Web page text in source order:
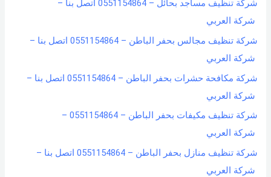
شركة تنظيف مساجد بحائل – 0551154864 اتصل بنا –
شركة العربي
شركة تنظيف مجالس بحفر الباطن – 0551154864 اتصل بنا –
شركة العربي
شركة مكافحة حشرات بحفر الباطن – 0551154864 اتصل بنا –
شركة العربي
شركة تنظيف مكيفات بحفر الباطن – 0551154864 –
شركة العربي
شركة تنظيف منازل بحفر الباطن – 0551154864 اتصل بنا –
شركة العربي